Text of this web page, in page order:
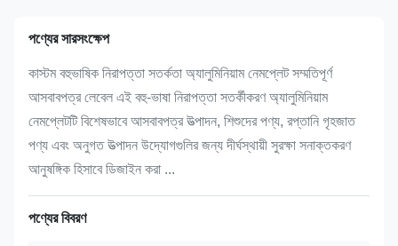
পণ্যের সারসংক্ষেপ
কাস্টম বহুভাষিক নিরাপত্তা সতর্কতা অ্যালুমিনিয়াম নেমপ্লেট সম্মতিপূর্ণ
আসবাবপত্র লেবেল এই বহু-ভাষা নিরাপত্তা সতর্কীকরণ অ্যালুমিনিয়াম
নেমপ্লেটটি বিশেষভাবে আসবাবপত্র উত্পাদন, শিশুদের পণ্য, রপ্তানি গৃহজাত
পণ্য এবং অনুগত উত্পাদন উদ্যোগগুলির জন্য দীর্ঘস্থায়ী সুরক্ষা সনাক্তকরণ
আনুষঙ্গিক হিসাবে ডিজাইন করা ...
পণ্যের বিবরণ